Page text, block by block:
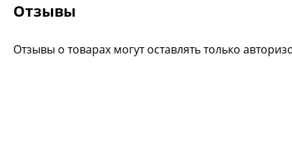
Отзывы
Отзывы о товарах могут оставлять только